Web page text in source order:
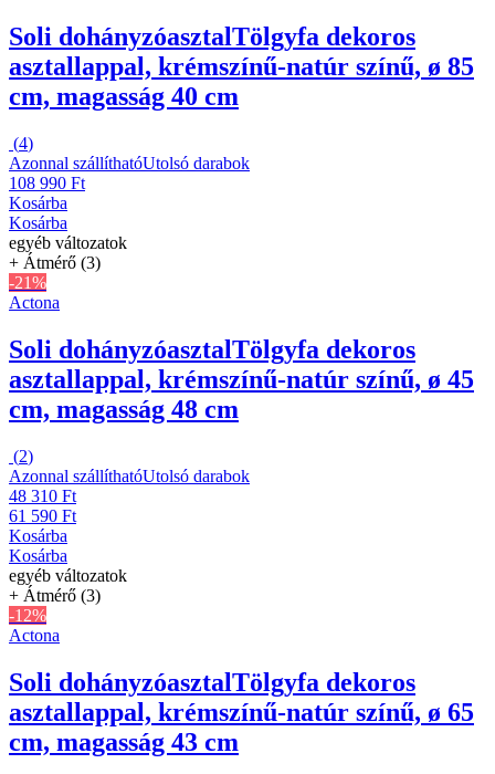
Soli dohányzóasztalTölgyfa dekoros
asztallappal, krémszínű-natúr színű, ø 85
cm, magasság 40 cm
(4)
Azonnal szállíthatóUtolsó darabok
108 990 Ft
Kosárba
Kosárba
egyéb változatok
+ Átmérő (3)
-21%
Actona
Soli dohányzóasztalTölgyfa dekoros
asztallappal, krémszínű-natúr színű, ø 45
cm, magasság 48 cm
(2)
Azonnal szállíthatóUtolsó darabok
48 310 Ft
61 590 Ft
Kosárba
Kosárba
egyéb változatok
+ Átmérő (3)
-12%
Actona
Soli dohányzóasztalTölgyfa dekoros
asztallappal, krémszínű-natúr színű, ø 65
cm, magasság 43 cm